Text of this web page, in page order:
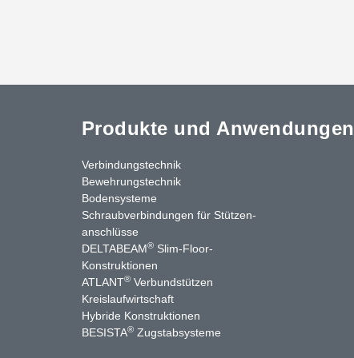
Produkte und Anwendungen
Verbindungstechnik
Bewehrungstechnik
Bodensysteme
Schraubverbindungen für Stützen­
anschlüsse
DELTABEAM® Slim-Floor-
Konstruktionen
ATLANT® Verbundstützen
Kreislaufwirtschaft
Hybride Konstruktionen
BESISTA® Zugstabsysteme
Kontakt